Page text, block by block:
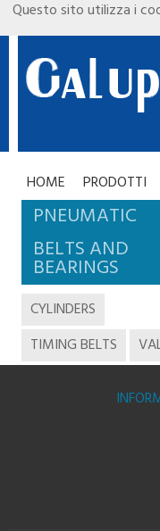
HOME PRODOTTI
PNEUMATIC
BELTS AND
BEARINGS
CYLINDERS
TIMING BELTS
Questo sito utilizza i